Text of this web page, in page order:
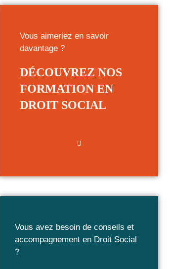
Vous aimeriez en savoir
davantage ?
DÉCOUVREZ NOS
FORMATION EN
DROIT SOCIAL
Vous avez besoin de conseils et
accompagnement en Droit Social
?